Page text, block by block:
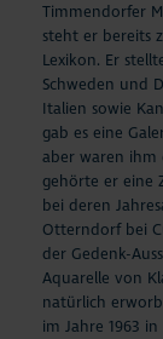
Timmendorfer
steht er bereits
Lexikon. Er
Schweden und
Italien sowie
gab es eine
aber waren ihm
gehörte er eine
bei deren
Otterndorf bei
der Gedenk-
Aquarelle von
natürlich
im Jahre 1963